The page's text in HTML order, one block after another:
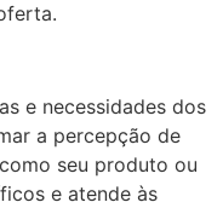
e necessidades dos
a percepção de
seu produto ou
e atende às